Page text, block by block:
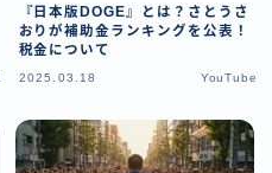
『日本版DOGE』とは？さとうさ
おりが補助金ランキングを公表！
税金について
2025.03.18 YouTube